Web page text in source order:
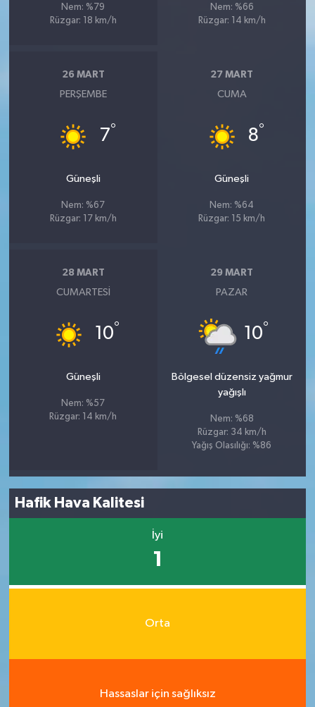
Nem: %79
Rüzgar: 18 km/h
Nem: %66
Rüzgar: 14 km/h
26 MART
PERŞEMBE
7°
Güneşli
Nem: %67
Rüzgar: 17 km/h
27 MART
CUMA
8°
Güneşli
Nem: %64
Rüzgar: 15 km/h
28 MART
CUMARTESI
10°
Güneşli
Nem: %57
Rüzgar: 14 km/h
29 MART
PAZAR
10°
Bölgesel düzensiz yağmur
yağışlı
Nem: %68
Rüzgar: 34 km/h
Yağış Olasılığı: %86
Hafik Hava Kalitesi
İyi
1
Orta
Hassaslar için sağlıksız